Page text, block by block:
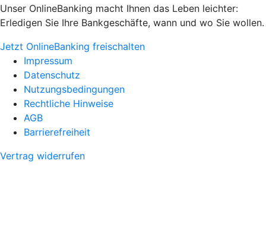
Unser OnlineBanking macht Ihnen das Leben leichter:
Erledigen Sie Ihre Bankgeschäfte, wann und wo Sie wollen.
Jetzt OnlineBanking freischalten
Impressum
Datenschutz
Nutzungsbedingungen
Rechtliche Hinweise
AGB
Barrierefreiheit
Vertrag widerrufen